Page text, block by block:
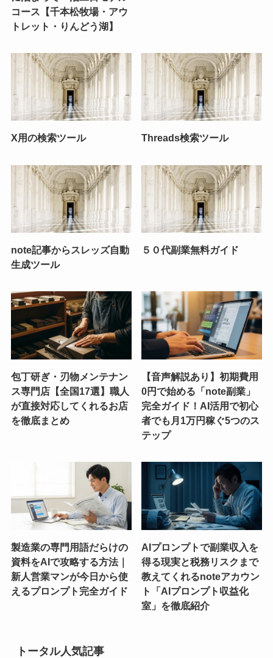
コース【千本松牧場・アウ
トレット・りんどう湖】
X用の検索ツール Threads検索ツール
note記事からスレッズ自動
生成ツール
５０代副業無料ガイド
包丁研ぎ・刃物メンテナン
ス専門店【全国17選】職人
が直接対応してくれるお店
を徹底まとめ
【音声解説あり】初期費用
0円で始める「note副業」
完全ガイド！AI活用で初心
者でも月1万円稼ぐ5つのス
テップ
製造業の専門用語だらけの
資料をAIで攻略する方法｜
新人営業マンが今日から使
えるプロンプト完全ガイド
AIプロンプトで副業収入を
得る現実と税務リスクまで
教えてくれるnoteアカウン
ト「AIプロンプト収益化
室」を徹底紹介
トータル人気記事